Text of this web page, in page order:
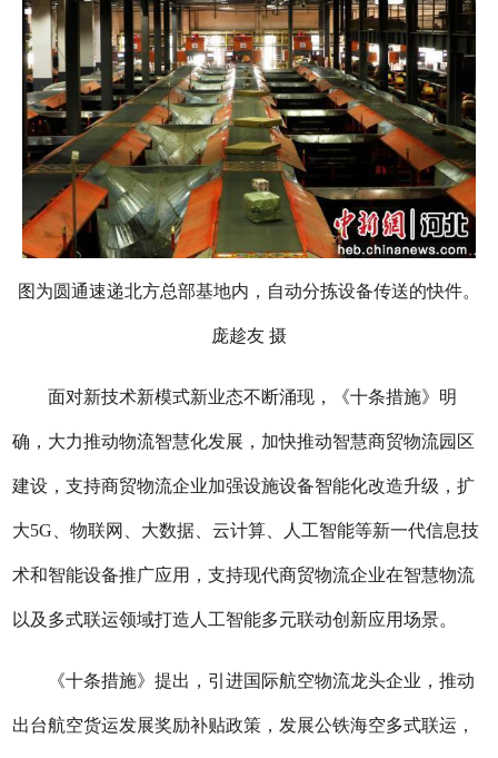
图为圆通速递北方总部基地内，自动分拣设备传送的快件。
庞趁友 摄
面对新技术新模式新业态不断涌现，《十条措施》明
确，大力推动物流智慧化发展，加快推动智慧商贸物流园区
建设，支持商贸物流企业加强设施设备智能化改造升级，扩
大5G、物联网、大数据、云计算、人工智能等新一代信息技
术和智能设备推广应用，支持现代商贸物流企业在智慧物流
以及多式联运领域打造人工智能多元联动创新应用场景。
《十条措施》提出，引进国际航空物流龙头企业，推动
出台航空货运发展奖励补贴政策，发展公铁海空多式联运，